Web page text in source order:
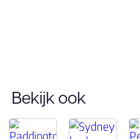
Bekijk ook